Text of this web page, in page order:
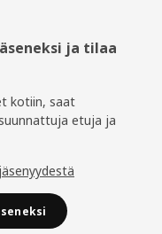
ja tilaa
kotiin, saat
etuja ja